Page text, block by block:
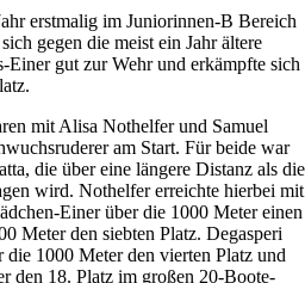
erstmalig im Juniorinnen-B Bereich
gegen die meist ein Jahr ältere
gut zur Wehr und erkämpfte sich
mit Alisa Nothelfer und Samuel
am Start. Für beide war
die über eine längere Distanz als die
wird. Nothelfer erreichte hierbei mit
Einer über die 1000 Meter einen
Meter den siebten Platz. Degasperi
die 1000 Meter den vierten Platz und
den 18. Platz im großen 20-Boote-